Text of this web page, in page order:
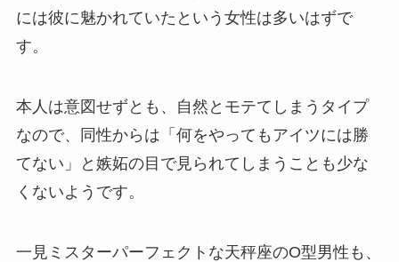
には彼に魅かれていたという女性は多いはずで
す。
本人は意図せずとも、自然とモテてしまうタイプ
なので、同性からは「何をやってもアイツには勝
てない」と嫉妬の目で見られてしまうことも少な
くないようです。
一見ミスターパーフェクトな天秤座のO型男性も、